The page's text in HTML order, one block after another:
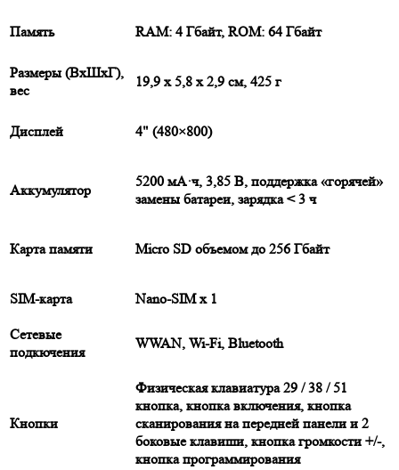
Память RAM: 4 Гбайт, ROM: 64 Гбайт
Размеры (ВxШxГ),
вес
19,9 х 5,8 х 2,9 см, 425 г
Дисплей 4" (480×800)
Аккумулятор
5200 мА·ч, 3,85 В, поддержка «горячей»
замены батареи, зарядка < 3 ч
Карта памяти Micro SD объемом до 256 Гбайт
SIM-карта Nano-SIM x 1
Сетевые
подкючения
WWAN, Wi-Fi, Bluetooth
Кнопки
Физическая клавиатура 29 / 38 / 51
кнопка, кнопка включения, кнопка
сканирования на передней панели и 2
боковые клавиши, кнопка громкости +/-,
кнопка программирования